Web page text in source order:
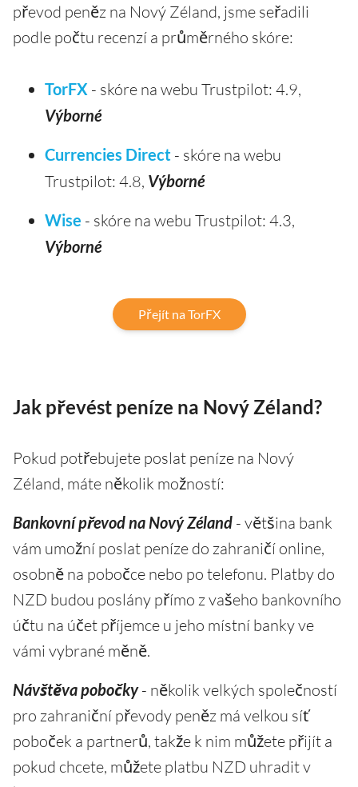
převod peněz na Nový Zéland, jsme seřadili
podle počtu recenzí a průměrného skóre:
TorFX - skóre na webu Trustpilot: 4.9,
Výborné
Currencies Direct - skóre na webu
Trustpilot: 4.8, Výborné
Wise - skóre na webu Trustpilot: 4.3,
Výborné
Přejít na TorFX
Jak převést peníze na Nový Zéland?
Pokud potřebujete poslat peníze na Nový
Zéland, máte několik možností:
Bankovní převod na Nový Zéland - většina bank
vám umožní poslat peníze do zahraničí online,
osobně na pobočce nebo po telefonu. Platby do
NZD budou poslány přímo z vašeho bankovního
účtu na účet příjemce u jeho místní banky ve
vámi vybrané měně.
Návštěva pobočky- několik velkých společností
pro zahraniční převody peněz má velkou síť
poboček a partnerů, takže k nim můžete přijít a
pokud chcete, můžete platbu NZD uhradit v